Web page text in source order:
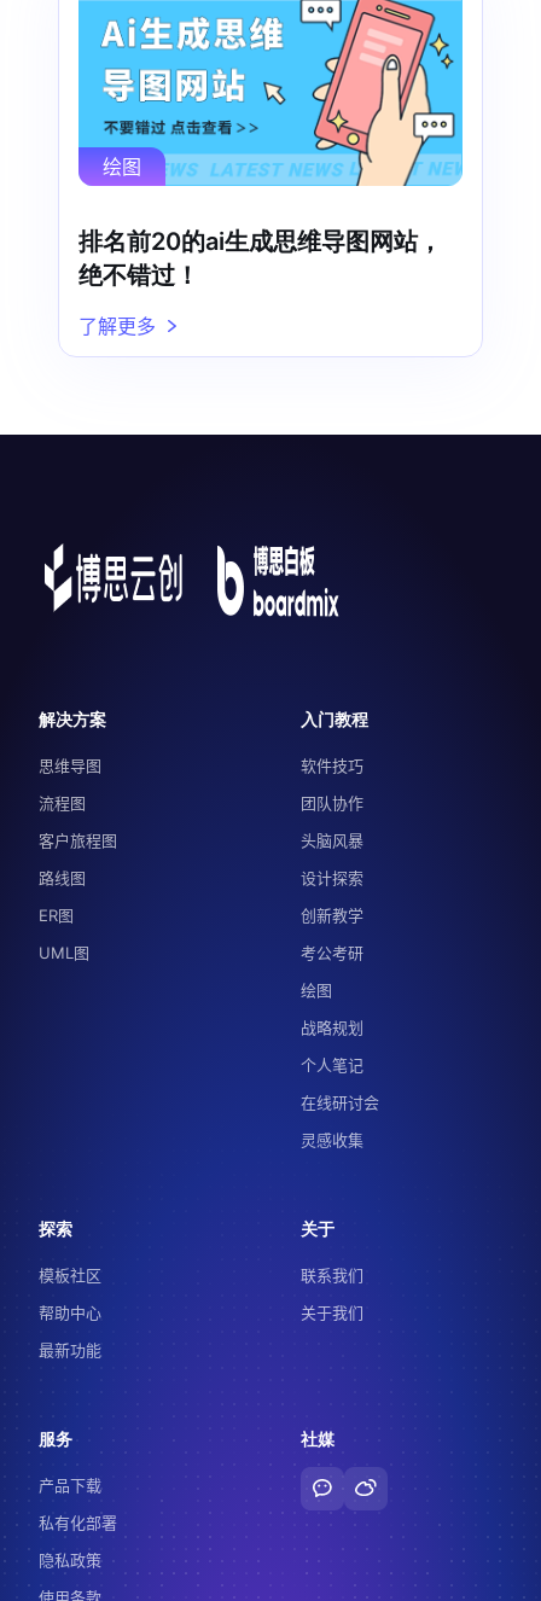
绘图
排名前20的ai生成思维导图网站，
绝不错过！
了解更多
解决方案
思维导图
流程图
客户旅程图
路线图
ER图
UML图
入门教程
软件技巧
团队协作
头脑风暴
设计探索
创新教学
考公考研
绘图
战略规划
个人笔记
在线研讨会
灵感收集
探索
模板社区
帮助中心
最新功能
关于
联系我们
关于我们
服务
产品下载
私有化部署
隐私政策
使用条款
社媒